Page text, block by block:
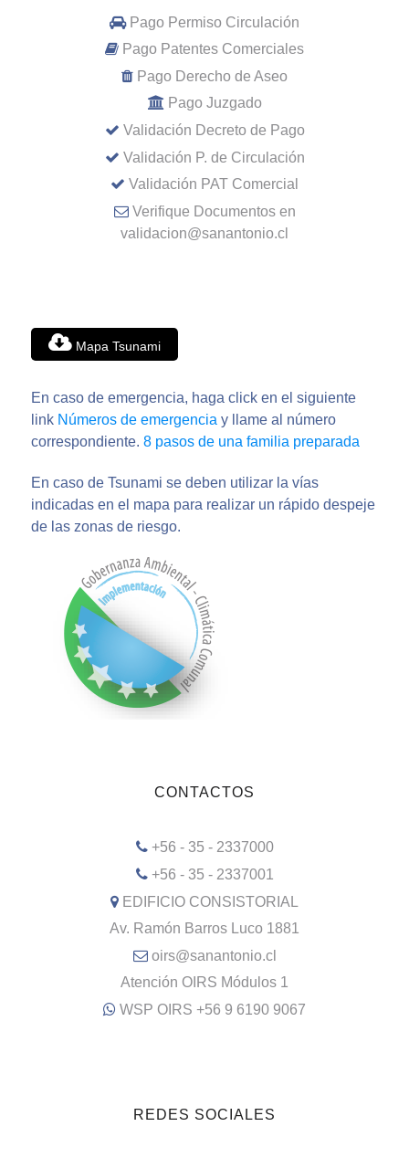
Pago Permiso Circulación
Pago Patentes Comerciales
Pago Derecho de Aseo
Pago Juzgado
Validación Decreto de Pago
Validación P. de Circulación
Validación PAT Comercial
Verifique Documentos en
validacion@sanantonio.cl
Mapa Tsunami
En caso de emergencia, haga click en el siguiente
link Números de emergencia y llame al número
correspondiente. 8 pasos de una familia preparada
En caso de Tsunami se deben utilizar la vías
indicadas en el mapa para realizar un rápido despeje
de las zonas de riesgo.
CONTACTOS
+56 - 35 - 2337000
+56 - 35 - 2337001
EDIFICIO CONSISTORIAL
Av. Ramón Barros Luco 1881
oirs@sanantonio.cl
Atención OIRS Módulos 1
WSP OIRS +56 9 6190 9067
REDES SOCIALES